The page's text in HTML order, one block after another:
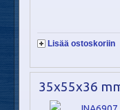
Lisää ostoskoriin
35x55x36